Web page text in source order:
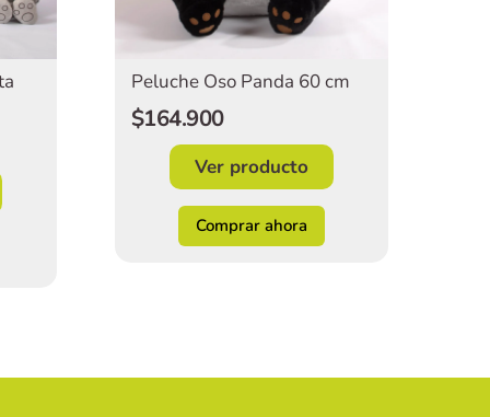
Peluche Oso Panda 60 cm
$164.900
Ver producto
Comprar ahora